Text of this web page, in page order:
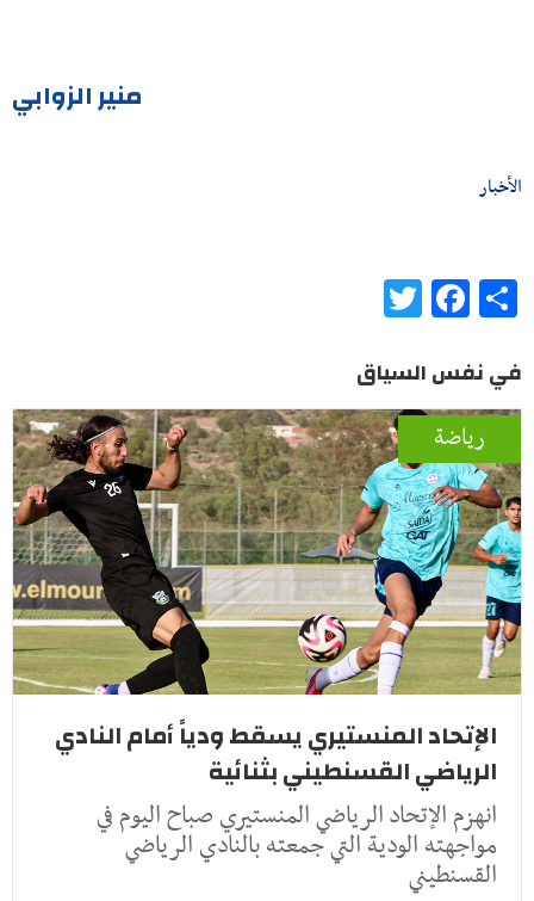
منير الزوابي
الأخبار
Share
Facebook
في نفس السياق
رياضة
الإتحاد المنستيري يسقط ودياً أمام النادي
الرياضي القسنطيني بثنائية
انهزم الإتحاد الرياضي المنستيري صباح اليوم في
مواجهته الودية التي جمعته بالنادي الرياضي
القسنطيني